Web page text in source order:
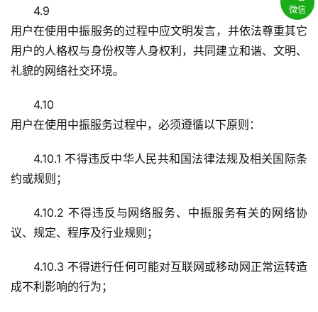
4.9
用户在使用中振服务的过程中应文明发言，并依法尊重其它
用户的人格权与身份权等人身权利，共同建立和谐、文明、
礼貌的网络社交环境。
4.10
用户在使用中振服务过程中，必须遵循以下原则：
4.10.1 不得违反中华人民共和国法律法规及相关国际条
约或规则；
4.10.2 不得违反与网络服务、中振服务有关的网络协
议、规定、程序及行业规则；
4.10.3 不得进行任何可能对互联网或移动网正常运转造
成不利影响的行为；
微信